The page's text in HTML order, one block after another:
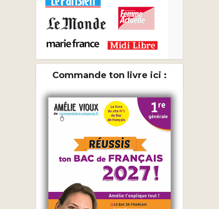
Commande ton livre ici :